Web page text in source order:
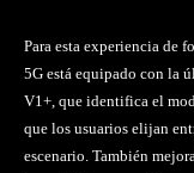
Para esta experiencia de
5G está equipado con la
V1+, que identifica el
que los usuarios elijan
escenario. También